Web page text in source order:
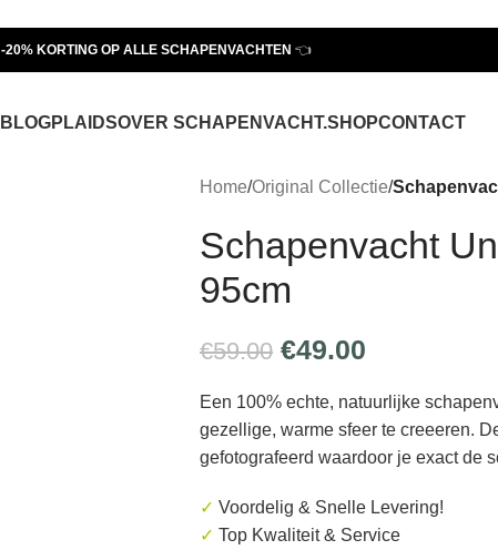
-20% KORTING OP ALLE SCHAPENVACHTEN 👈
BLOGPLAIDSOVER SCHAPENVACHT.SHOPCONTACT
Home/Original Collectie/
Schapenvacht
95cm
€59.00 €49.00
Een 100% echte, natuurlijke
gezellige, warme sfeer te creeeren.
gefotografeerd waardoor je exact de
✓ Voordelig & Snelle Levering!
✓ Top Kwaliteit & Service